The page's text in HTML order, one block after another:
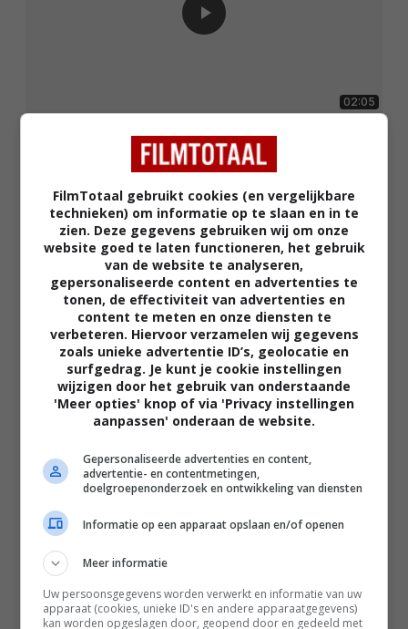
02:05
The Uprising
FilmTotaal gebruikt cookies (en vergelijkbare
technieken) om informatie op te slaan en in te
zien. Deze gegevens gebruiken wij om onze
website goed te laten functioneren, het gebruik
van de website te analyseren,
gepersonaliseerde content en advertenties te
tonen, de effectiviteit van advertenties en
content te meten en onze diensten te
verbeteren. Hiervoor verzamelen wij gegevens
zoals unieke advertentie ID’s, geolocatie en
surfgedrag. Je kunt je cookie instellingen
wijzigen door het gebruik van onderstaande
'Meer opties' knop of via 'Privacy instellingen
aanpassen' onderaan de website.
Gepersonaliseerde advertenties en content,
advertentie- en contentmetingen,
doelgroepenonderzoek en ontwikkeling van diensten
Informatie op een apparaat opslaan en/of openen
Meer informatie
Uw persoonsgegevens worden verwerkt en informatie van uw
apparaat (cookies, unieke ID's en andere apparaatgegevens)
kan worden opgeslagen door, geopend door en gedeeld met